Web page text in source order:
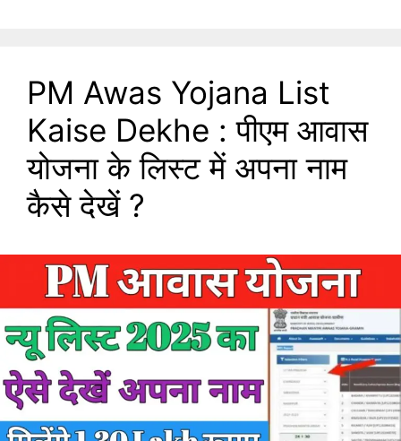
PM Awas Yojana List
Kaise Dekhe : पीएम आवास
योजना के लिस्ट में अपना नाम
कैसे देखें ?